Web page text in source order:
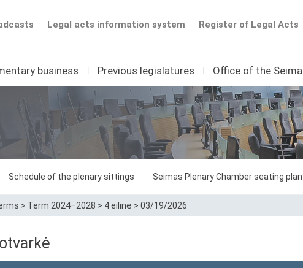
Register of Legal Acts
Legal acts information system
business I Previous legislatures I Office of the
Schedule of the plenary sittings Seimas Plenary Chamber seating plan
> Term 2024–2028 > 4 eilinė > 03/19/2026